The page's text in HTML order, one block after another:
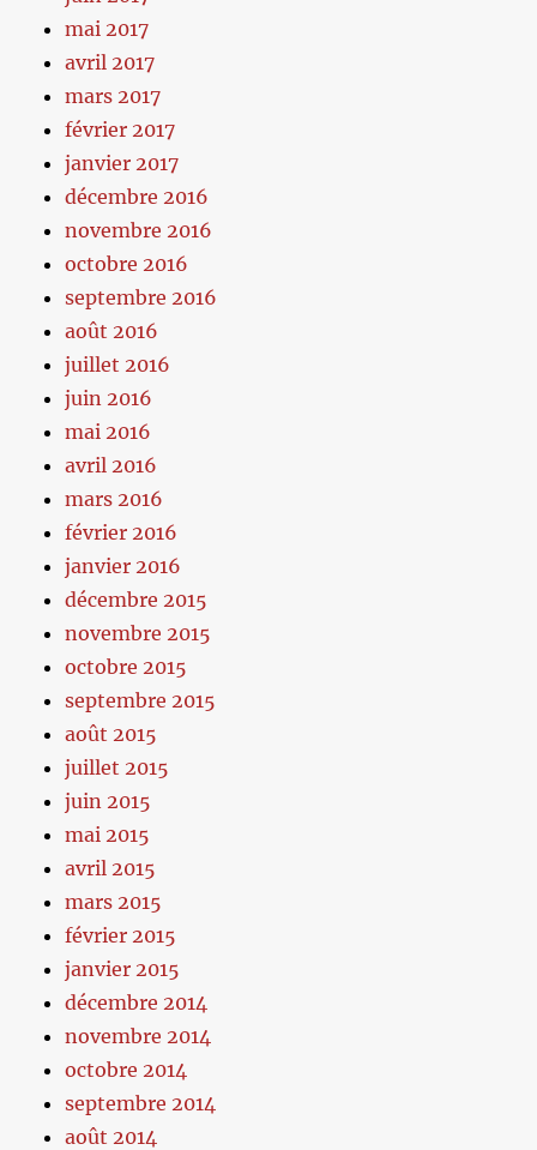
mai 2017
avril 2017
mars 2017
février 2017
janvier 2017
décembre 2016
novembre 2016
octobre 2016
septembre 2016
août 2016
juillet 2016
juin 2016
mai 2016
avril 2016
mars 2016
février 2016
janvier 2016
décembre 2015
novembre 2015
octobre 2015
septembre 2015
août 2015
juillet 2015
juin 2015
mai 2015
avril 2015
mars 2015
février 2015
janvier 2015
décembre 2014
novembre 2014
octobre 2014
septembre 2014
août 2014